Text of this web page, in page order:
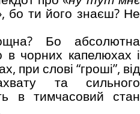
бо ти його знаєш? Не
Бо абсолютна
в чорних капелюхах і
при слові “гроші”, від
та сильного
в тимчасовий стан